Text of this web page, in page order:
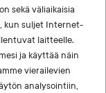
sekä väliaikaisia
kun suljet Internet-
laitteelle.
ja käyttää näin
vierailevien
analysointiin,
gav